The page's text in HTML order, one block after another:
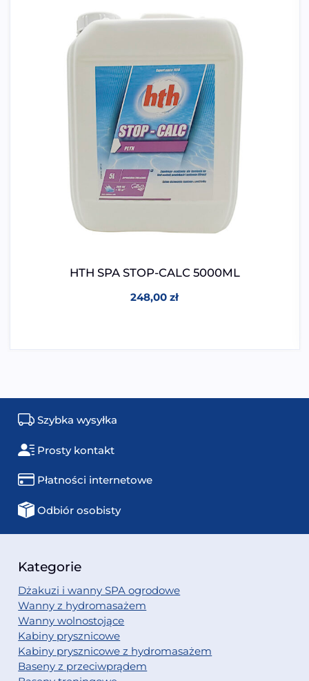
HTH SPA STOP-CALC 5000ML
248,00zł
Szybka wysyłka
Prosty kontakt
Płatności internetowe
Odbiór osobisty
Kategorie
Dżakuzi i wanny SPA ogrodowe
Wanny z hydromasażem
Wanny wolnostojące
Kabiny prysznicowe
Kabiny prysznicowe z hydromasażem
Baseny z przeciwprądem